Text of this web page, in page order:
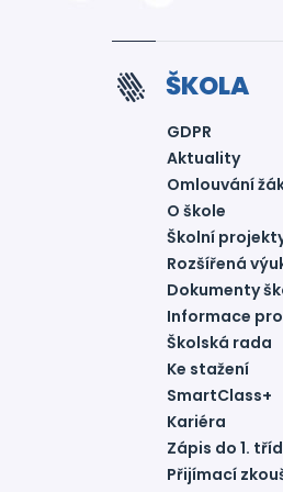
ŠKOLA
GDPR
Aktuality
Omlouvání
O škole
Školní
Rozšířená
Dokumenty
Informace
Školská rada
Ke stažení
SmartClass+
Kariéra
Zápis do 1.
Přijímací